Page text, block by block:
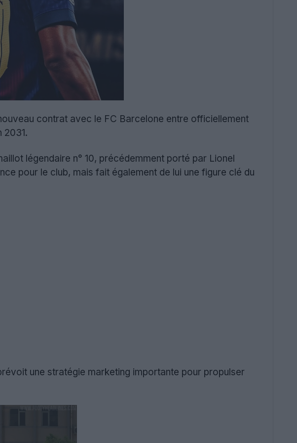
contrat avec le FC Barcelone entre officiellement
2031.
légendaire n° 10, précédemment porté par Lionel
pour le club, mais fait également de lui une figure clé du
une stratégie marketing importante pour propulser